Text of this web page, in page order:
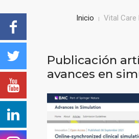
Inicio Vital Care
Publicación
avances en